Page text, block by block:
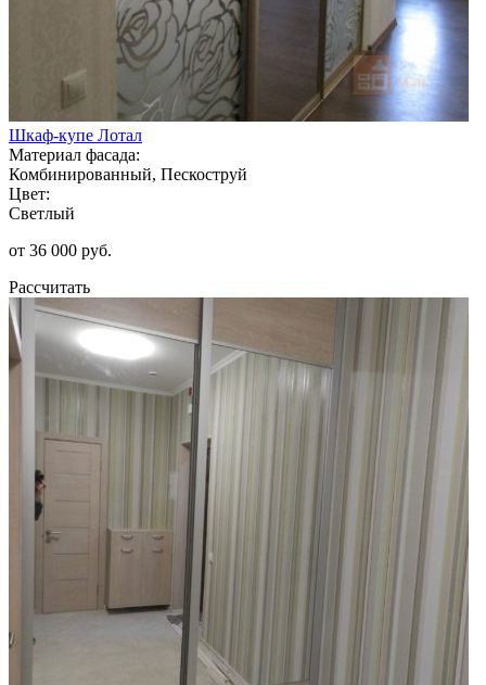
Шкаф-купе Лотал
Материал фасада:
Комбинированный, Пескоструй
Цвет:
Светлый
от 36 000 руб.
Рассчитать